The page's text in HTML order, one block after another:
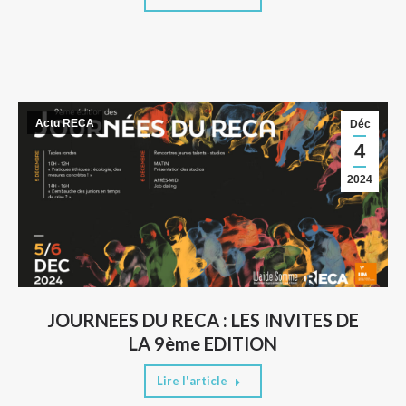
JOURNEES DU RECA : LES INVITES DE
LA 9ème EDITION
Déc
4
2024
Actu RECA
Lire l'article